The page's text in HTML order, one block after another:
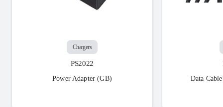
Chargers
PS2022
Power Adapter (GB) Data